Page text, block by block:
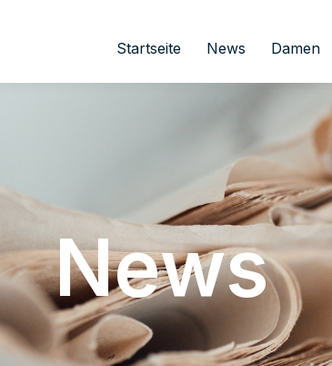
Startseite News Damen
News